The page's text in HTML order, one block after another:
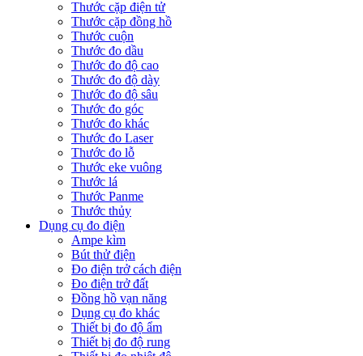
Thước cặp điện tử
Thước cặp đồng hồ
Thước cuộn
Thước đo dầu
Thước đo độ cao
Thước đo độ dày
Thước đo độ sâu
Thước đo góc
Thước đo khác
Thước đo Laser
Thước đo lỗ
Thước eke vuông
Thước lá
Thước Panme
Thước thủy
Dụng cụ đo điện
Ampe kìm
Bút thử điện
Đo điện trở cách điện
Đo điện trở đất
Đồng hồ vạn năng
Dụng cụ đo khác
Thiết bị đo độ ẩm
Thiết bị đo độ rung